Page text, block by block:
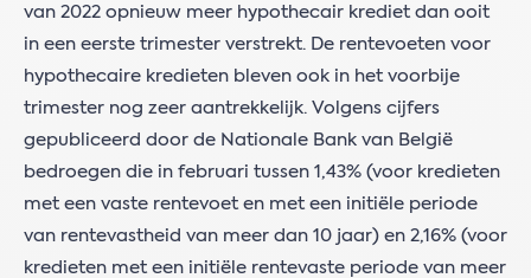
van 2022 opnieuw meer hypothecair krediet dan ooit
in een eerste trimester verstrekt. De rentevoeten voor
hypothecaire kredieten bleven ook in het voorbije
trimester nog zeer aantrekkelijk. Volgens cijfers
gepubliceerd door de Nationale Bank van België
bedroegen die in februari tussen 1,43% (voor kredieten
met een vaste rentevoet en met een initiële periode
van rentevastheid van meer dan 10 jaar) en 2,16% (voor
kredieten met een initiële rentevaste periode van meer